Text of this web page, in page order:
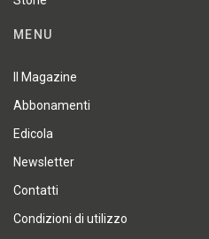
MENU
Il Magazine
Abbonamenti
Edicola
Newsletter
Contatti
Condizioni di utilizzo